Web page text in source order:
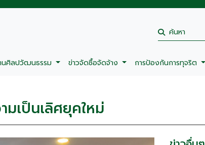
นศิลปวัฒนธรรม ข่าวจัดซื้อจัดจ้าง การป้องกันการทุจริต
เป็นเลิศยุคใหม่